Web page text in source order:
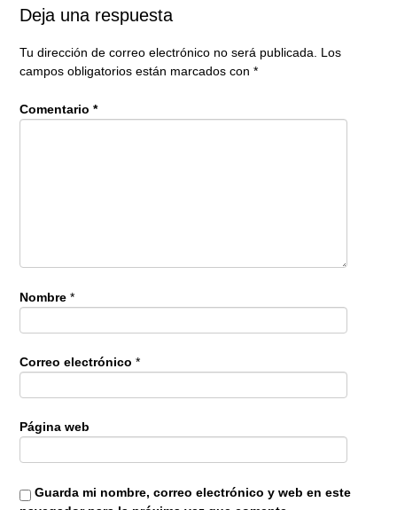
Deja una respuesta
Tu dirección de correo electrónico no será publicada.
Los
campos obligatorios están marcados con *
Comentario *
Nombre *
Correo electrónico *
Página web
Guarda mi nombre, correo electrónico y web en este